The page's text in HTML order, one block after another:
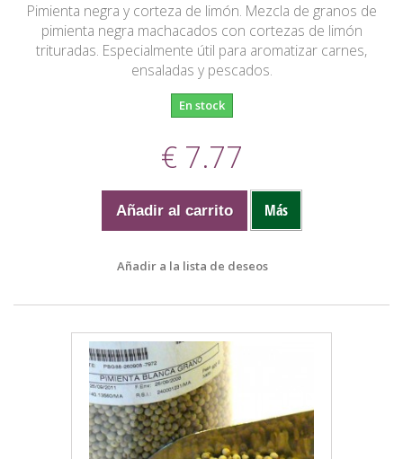
Pimienta negra y corteza de limón. Mezcla de granos de
pimienta negra machacados con cortezas de limón
trituradas. Especialmente útil para aromatizar carnes,
ensaladas y pescados.
En stock
€ 7.77
Añadir al carrito Más
Añadir a la lista de deseos